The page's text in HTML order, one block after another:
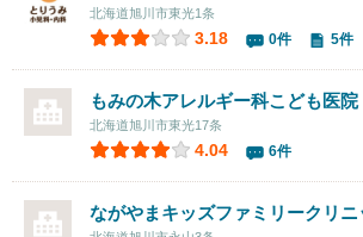
北海道旭川市東光1条
3.18 0件 5件
もみの木アレルギー科こども医院
北海道旭川市東光17条
4.04 6件
ながやまキッズファミリークリニ